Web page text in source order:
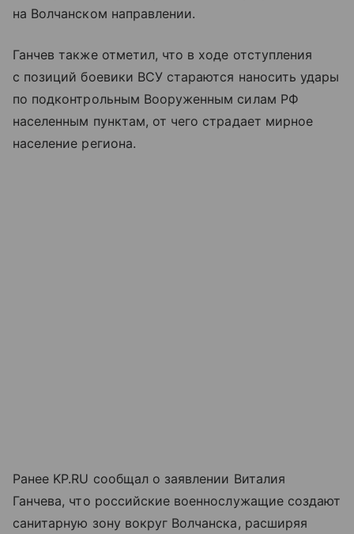
на Волчанском направлении.
Ганчев также отметил, что в ходе отступления
с позиций боевики ВСУ стараются наносить удары
по подконтрольным Вооруженным силам РФ
населенным пунктам, от чего страдает мирное
население региона.
Ранее KP.RU сообщал о заявлении Виталия
Ганчева, что российские военнослужащие создают
санитарную зону вокруг Волчанска, расширяя